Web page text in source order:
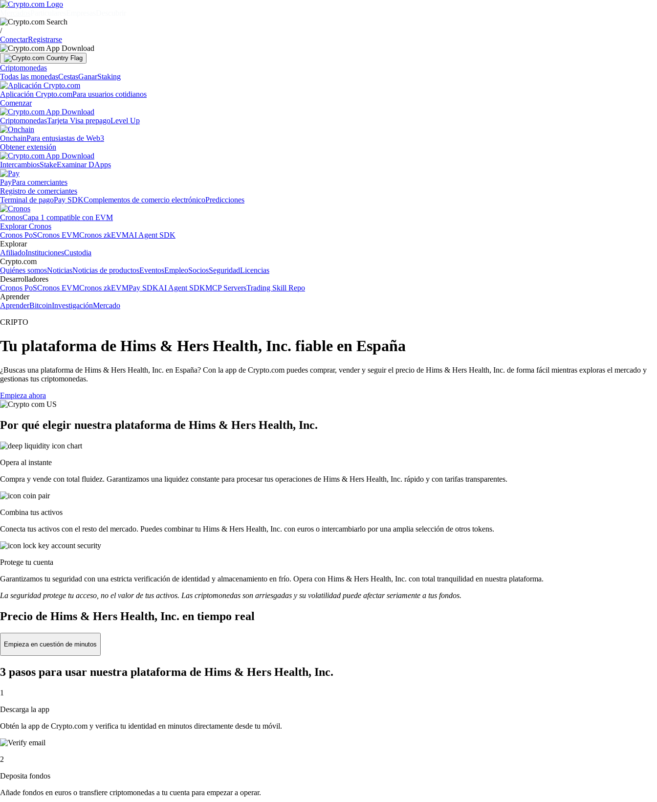
/
ConectarRegistrarse
Criptomonedas
Todas las monedasCestasGanarStaking
Aplicación Crypto.comPara usuarios cotidianos
Comenzar
CriptomonedasTarjeta Visa prepagoLevel Up
OnchainPara entusiastas de Web3
Obtener extensión
IntercambiosStakeExaminar DApps
PayPara comerciantes
Registro de comerciantes
Terminal de pagoPay SDKComplementos de comercio electrónicoPredicciones
CronosCapa 1 compatible con EVM
Explorar Cronos
Cronos PoSCronos EVMCronos zkEVMAI Agent SDK
Explorar
AfiliadoInstitucionesCustodia
Crypto.com
Quiénes somosNoticiasNoticias de productosEventosEmpleoSociosSeguridadLicencias
Desarrolladores
Cronos PoSCronos EVMCronos zkEVMPay SDKAI Agent SDKMCP ServersTrading Skill Repo
Aprender
AprenderBitcoinInvestigaciónMercado
CRIPTO
Tu plataforma de Hims & Hers Health, Inc. fiable en España
¿Buscas una plataforma de Hims & Hers Health, Inc. en España? Con la app de Crypto.com puedes comprar, vender y seguir el precio de Hims & Hers Health, Inc. de forma fácil mientras exploras el mercado y
gestionas tus criptomonedas.
Empieza ahora
Por qué elegir nuestra plataforma de Hims & Hers Health, Inc.
Opera al instante
Compra y vende con total fluidez. Garantizamos una liquidez constante para procesar tus operaciones de Hims & Hers Health, Inc. rápido y con tarifas transparentes.
Combina tus activos
Conecta tus activos con el resto del mercado. Puedes combinar tu Hims & Hers Health, Inc. con euros o intercambiarlo por una amplia selección de otros tokens.
Protege tu cuenta
Garantizamos tu seguridad con una estricta verificación de identidad y almacenamiento en frío. Opera con Hims & Hers Health, Inc. con total tranquilidad en nuestra plataforma.
La seguridad protege tu acceso, no el valor de tus activos. Las criptomonedas son arriesgadas y su volatilidad puede afectar seriamente a tus fondos.
Precio de Hims & Hers Health, Inc. en tiempo real
Empieza en cuestión de minutos
3 pasos para usar nuestra plataforma de Hims & Hers Health, Inc.
1
Descarga la app
Obtén la app de Crypto.com y verifica tu identidad en minutos directamente desde tu móvil.
2
Deposita fondos
Añade fondos en euros o transfiere criptomonedas a tu cuenta para empezar a operar.